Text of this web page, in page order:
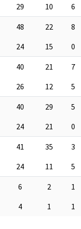
29 10 6
48 22 8
24 15 0
40 21 7
26 12 5
40 29 5
24 21 0
41 35 3
24 11 5
6 2 1
4 1 1